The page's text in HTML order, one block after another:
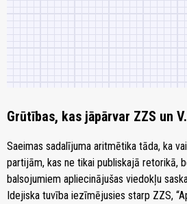
Grūtības, kas jāpārvar ZZS un
Saeimas sadalījuma aritmētika tāda, ka
partijām, kas ne tikai publiskajā retorikā,
balsojumiem apliecinājušas viedokļu
Idejiska tuvība iezīmējusies starp ZZS,